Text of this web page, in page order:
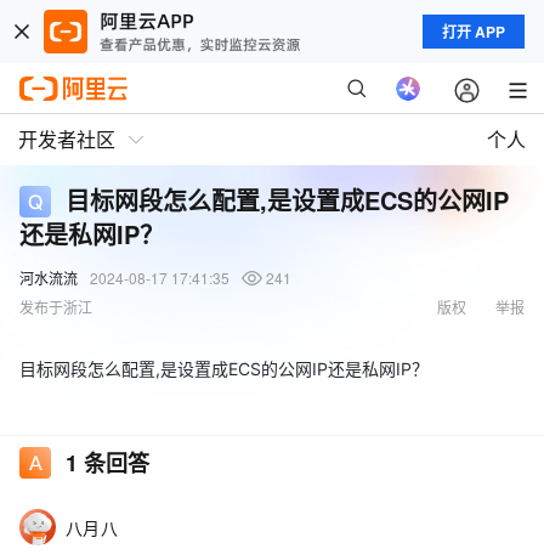
打开 APP
开发者社区 个人
目标网段怎么配置,是设置成ECS的公网IP
还是私网IP？
河水流流 2024-08-17 17:41:35
241
发布于浙江
举报
版权
目标网段怎么配置,是设置成ECS的公网IP还是私网IP？
1 条回答
八月八